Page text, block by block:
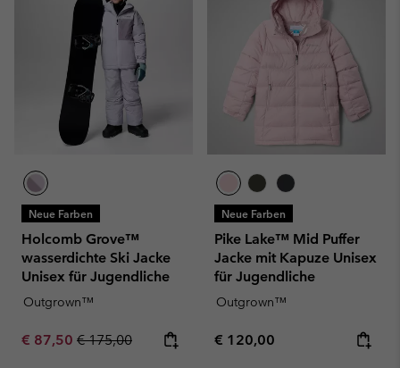
Neue Farben
Holcomb Grove™
wasserdichte Ski Jacke
Unisex für Jugendliche
Outgrown™
Sale price:
€ 87,50 Regular price:
€ 175,00
Neue Farben
Pike Lake™ Mid Puffer
Jacke mit Kapuze Unisex
für Jugendliche
Outgrown™
Regular price:
€ 120,00